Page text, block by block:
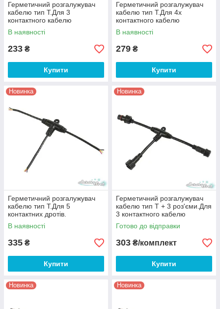
Герметичний розгалужувач
кабелю тип Т.Для 3
контактного кабелю
В наявності
233 ₴
Купити
Герметичний розгалужувач
кабелю тип Т.Для 4х
контактного кабелю
В наявності
279 ₴
Купити
Новинка
Герметичний розгалужувач
кабелю тип Т.Для 5
контактних дротів.
В наявності
335 ₴
Купити
Новинка
Герметичний розгалужувач
кабелю тип Т + 3 роз'єми.Для
3 контактного кабелю
Готово до відправки
303 ₴/комплект
Купити
Новинка Новинка